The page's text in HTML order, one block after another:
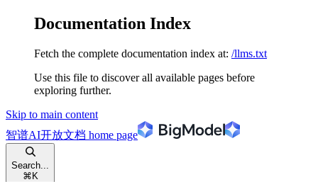
Documentation Index
Fetch the complete documentation index at: /llms.txt
Use this file to discover all available pages before
exploring further.
Skip to main content
智谱AI开放文档 home page
Search...
⌘ K